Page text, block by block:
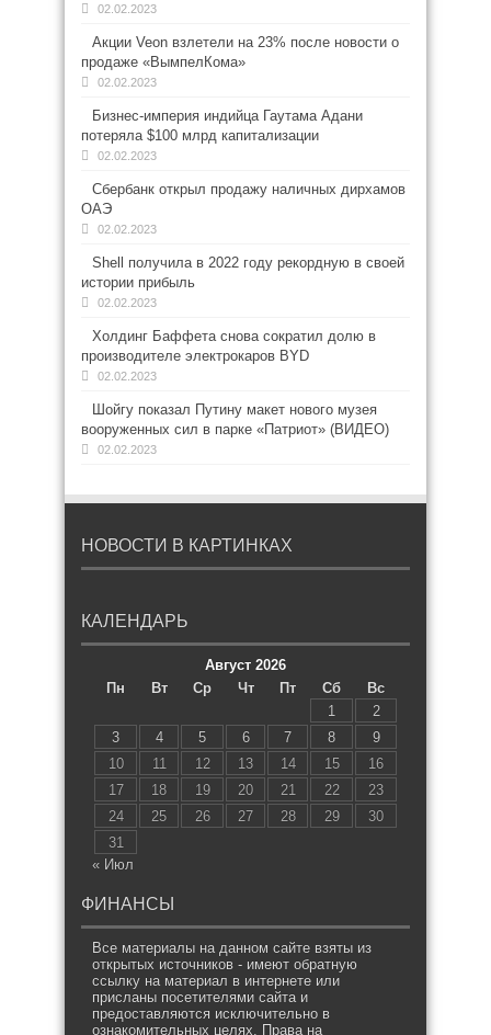
02.02.2023
Акции Veon взлетели на 23% после новости о
продаже «ВымпелКома»
02.02.2023
Бизнес-империя индийца Гаутама Адани
потеряла $100 млрд капитализации
02.02.2023
Сбербанк открыл продажу наличных дирхамов
ОАЭ
02.02.2023
Shell получила в 2022 году рекордную в своей
истории прибыль
02.02.2023
Холдинг Баффета снова сократил долю в
производителе электрокаров BYD
02.02.2023
Шойгу показал Путину макет нового музея
вооруженных сил в парке «Патриот» (ВИДЕО)
02.02.2023
НОВОСТИ В КАРТИНКАХ
КАЛЕНДАРЬ
Август 2026
Пн
Вт Ср Чт Пт Сб
Вс
1
2
3
4 5 6 7 8
9
10
11 12 13 14 15
16
17
18 19 20 21 22
23
24
25 26 27 28 29
30
31
« Июл
ФИНАНСЫ
Все материалы на данном сайте взяты из
открытых источников - имеют обратную
ссылку на материал в интернете или
присланы посетителями сайта и
предоставляются исключительно в
ознакомительных целях. Права на